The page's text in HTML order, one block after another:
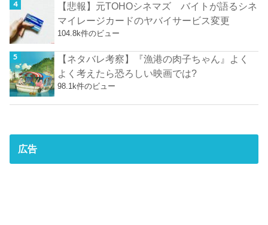
【悲報】元TOHOシネマズ バイトが語るシネ
マイレージカードのヤバイサービス変更
104.8k件のビュー
【ネタバレ考察】『漁港の肉子ちゃん』よく
よく考えたら恐ろしい映画では?
98.1k件のビュー
広告